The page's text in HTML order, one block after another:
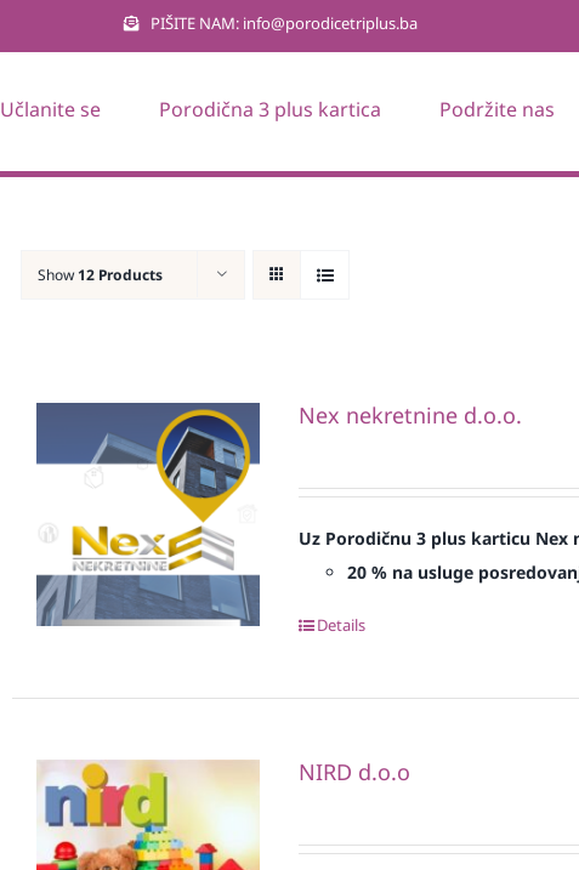
PIŠITE NAM: info@porodicetriplus.ba
Učlanite se Porodična 3 plus kartica Podržite nas
Show 12 Products
Nex nekretnine d.o.o.
Uz Porodičnu 3 plus karticu
20 % na usluge
Details
NIRD d.o.o